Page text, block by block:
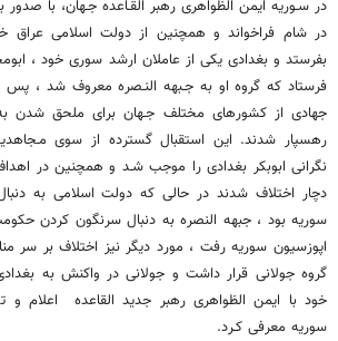
در سـوریه ایمن الظواهری رهبر القـاعده جـهان، با صدور
در شام فراخواند و همچنین از دولت اسلامی عراق
بفرستد و بغدادی یکی از عاملان ارشد سوری خود ،
فرستاد که گروه او به جـبهه النـصره معروف شد ، پس
جهادی از کشورهای مختلف جـهان برای ملحق شدن
رهسپار شدند. این استقبال گسترده از سوی
نگرانی ابوبکر بغدادی را موجب شـد و همچنین در
دچار اختلاف شدند در حالی که دولت اسلامی به
سوریه بود ، جبهه النصره به دنبال سرنگون کردن
اپوزسیون سوریه رفت ، مورد دیگر نیز اختلاف بر سر
گروه جولانی قرار داشت و جولانی در واکنش به
خود با ایمن الظواهری رهبر جدید القاعده اعلام و
سوریه معرفی کـرد.